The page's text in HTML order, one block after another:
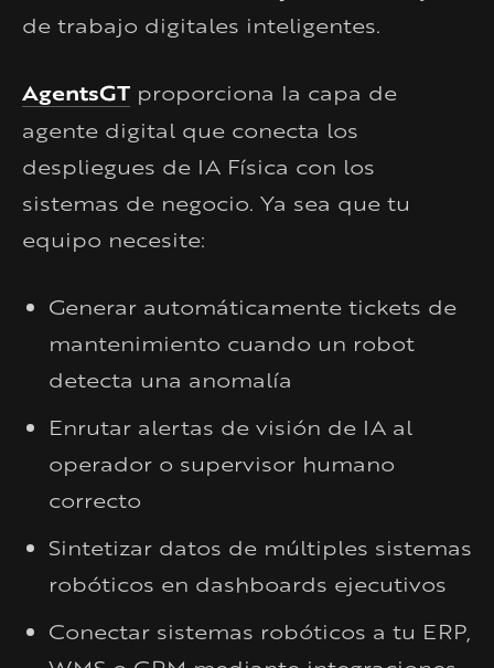
de trabajo digitales inteligentes.
AgentsGT proporciona la capa de
agente digital que conecta los
despliegues de IA Física con los
sistemas de negocio. Ya sea que tu
equipo necesite:
Generar automáticamente tickets de
mantenimiento cuando un robot
detecta una anomalía
Enrutar alertas de visión de IA al
operador o supervisor humano
correcto
Sintetizar datos de múltiples sistemas
robóticos en dashboards ejecutivos
Conectar sistemas robóticos a tu ERP,